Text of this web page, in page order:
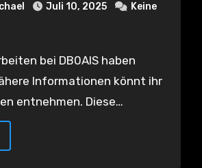
Juli 10, 2025
Keine
Informationen könnt ihr
entnehmen. Diese…